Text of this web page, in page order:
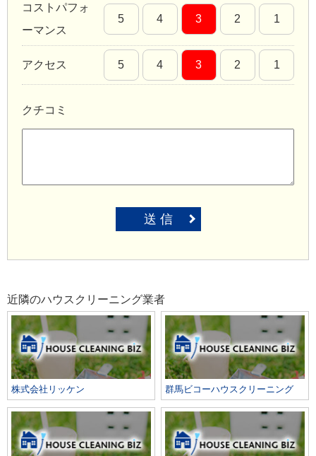
コストパフォ
ーマンス
5 4 3 2 1
アクセス 5 4 3 2 1
クチコミ
送 信
近隣のハウスクリーニング業者
株式会社リッケン 群馬ビコーハウスクリーニング